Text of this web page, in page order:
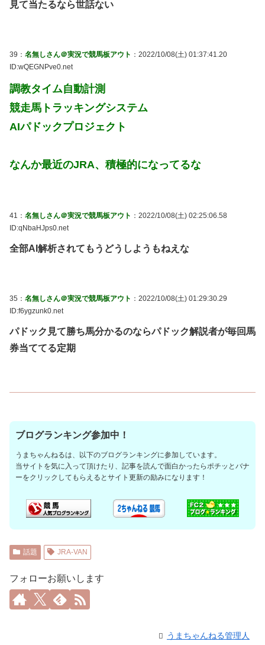
見て当たるなら世話ない
39： 名無しさん＠実況で競馬板アウト ：2022/10/08(土) 01:37:41.20
ID:wQEGNPve0.net
調教タイム自動計測
競走馬トラッキングシステム
AIパドックプロジェクト
なんか最近のJRA、積極的になってるな
41： 名無しさん＠実況で競馬板アウト ：2022/10/08(土) 02:25:06.58
ID:qNbaHJps0.net
全部AI解析されてもうどうしようもねえな
35： 名無しさん＠実況で競馬板アウト ：2022/10/08(土) 01:29:30.29
ID:f6ygzunk0.net
パドック見て勝ち馬分かるのならパドック解説者が毎回馬
券当ててる定期
ブログランキング参加中！
うまちゃんねるは、以下のブログランキングに参加しています。
当サイトを気に入って頂けたり、記事を読んで面白かったらポチッとバナ
ーをクリックしてもらえるとサイト更新の励みになります！
話題 JRA-VAN
フォローお願いします
うまちゃんねる管理人